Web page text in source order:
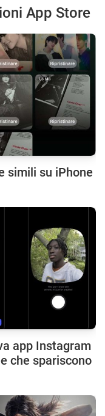
App Store
simili su iPhone
app Instagram
che spariscono